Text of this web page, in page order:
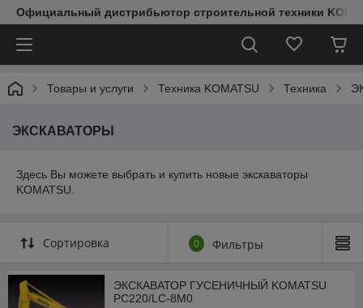
Официальный дистрибьютор строительной техники
Товары и услуги Техника KOMATSU Техника
ЭКСКАВАТОРЫ
Здесь Вы можете выбрать и купить новые экскаваторы
KOMATSU.
Сортировка 0 Фильтры
ЭКСКАВАТОР ГУСЕНИЧНЫЙ KOMATSU
PC220/LC-8M0